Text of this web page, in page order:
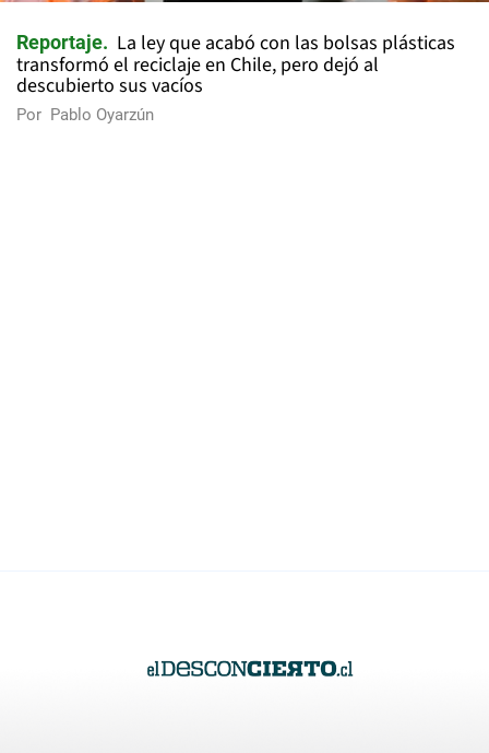
Reportaje
La ley que acabó con las bolsas plásticas
transformó el reciclaje en Chile, pero dejó al
descubierto sus vacíos
Por Pablo Oyarzún